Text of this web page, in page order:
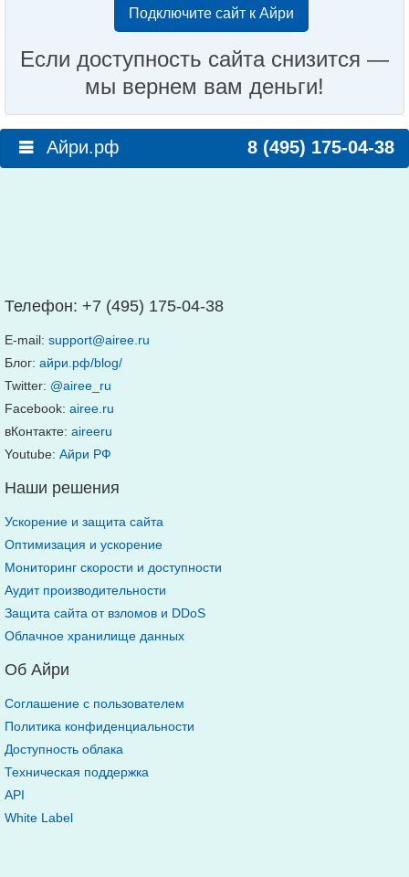
Подключите сайт к Айри
Если доступность сайта снизится —
мы вернем вам деньги!
Айри.рф 8 (495) 175-04-38
Телефон: +7 (495) 175-04-38
E-mail: support@airee.ru
Блог: айри.рф/blog/
Twitter: @airee_ru
Facebook: airee.ru
вКонтакте: aireeru
Youtube: Айри РФ
Наши решения
Ускорение и защита сайта
Оптимизация и ускорение
Мониторинг скорости и доступности
Аудит производительности
Защита сайта от взломов и DDoS
Облачное хранилище данных
Об Айри
Соглашение с пользователем
Политика конфиденциальности
Доступность облака
Техническая поддержка
API
White Label